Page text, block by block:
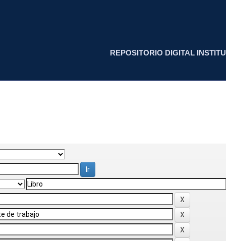
REPOSITORIO DIGITAL